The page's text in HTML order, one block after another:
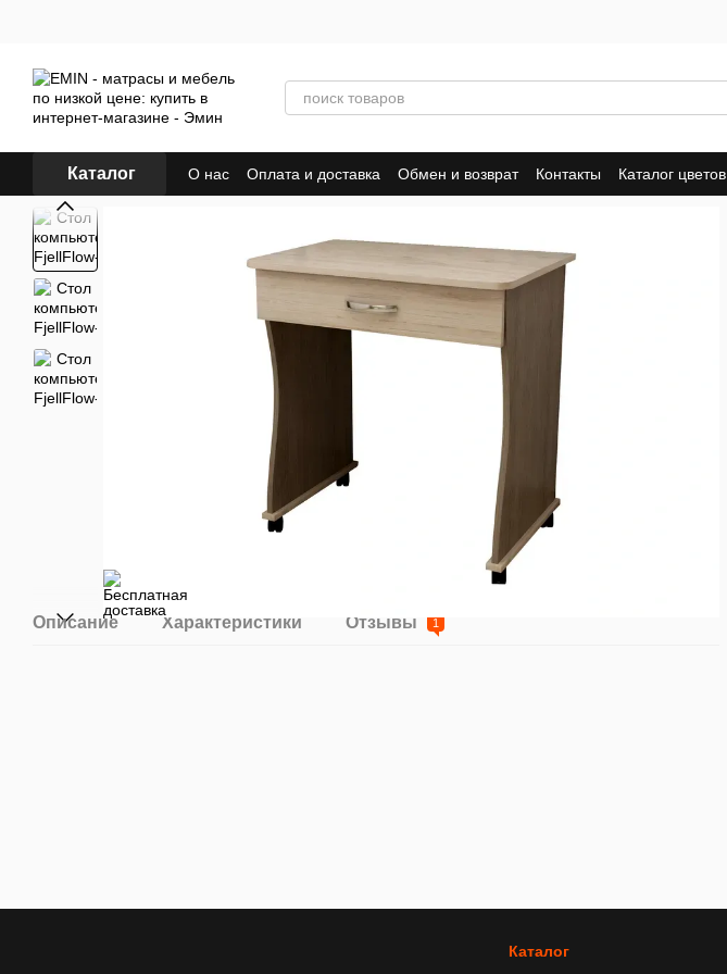
Каталог О нас Оплата и доставка Обмен и возврат Контакты Каталог цветов
Описание Характеристики Отзывы 1
Каталог